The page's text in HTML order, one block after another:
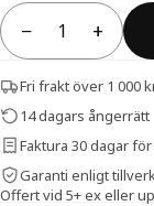
− +
Fri frakt över 1 000
14 dagars ångerrätt
Faktura 30 dagar
Garanti enligt
Offert vid 5+ ex eller